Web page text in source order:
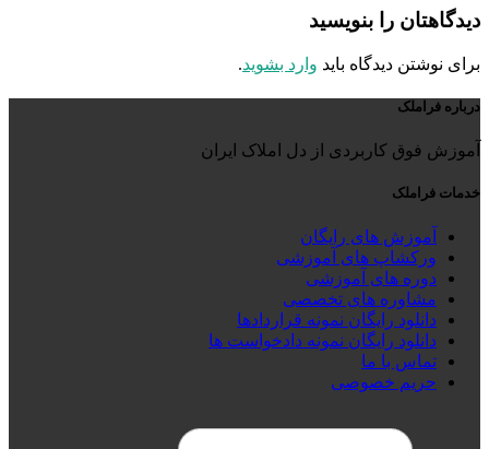
دیدگاهتان را بنویسید
برای نوشتن دیدگاه باید وارد بشوید.
درباره فراملک
آموزش فوق کاربردی از دل املاک ایران
خدمات فراملک
آموزش های رایگان
ورکشاپ های آموزشی
دوره های آموزشی
مشاوره های تخصصی
دانلود رایگان نمونه قراردادها
دانلود رایگان نمونه دادخواست ها
تماس با ما
حریم خصوصی